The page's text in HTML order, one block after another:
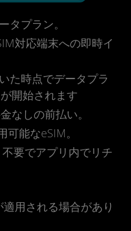
タプラン。
対応端末への即時イ
た時点でデータプラ
開始されます
なしの前払い。
能なeSIM。
要でアプリ内でリチ
用される場合があり